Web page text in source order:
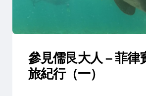
參見儒艮大人 – 菲律
旅紀行（一）